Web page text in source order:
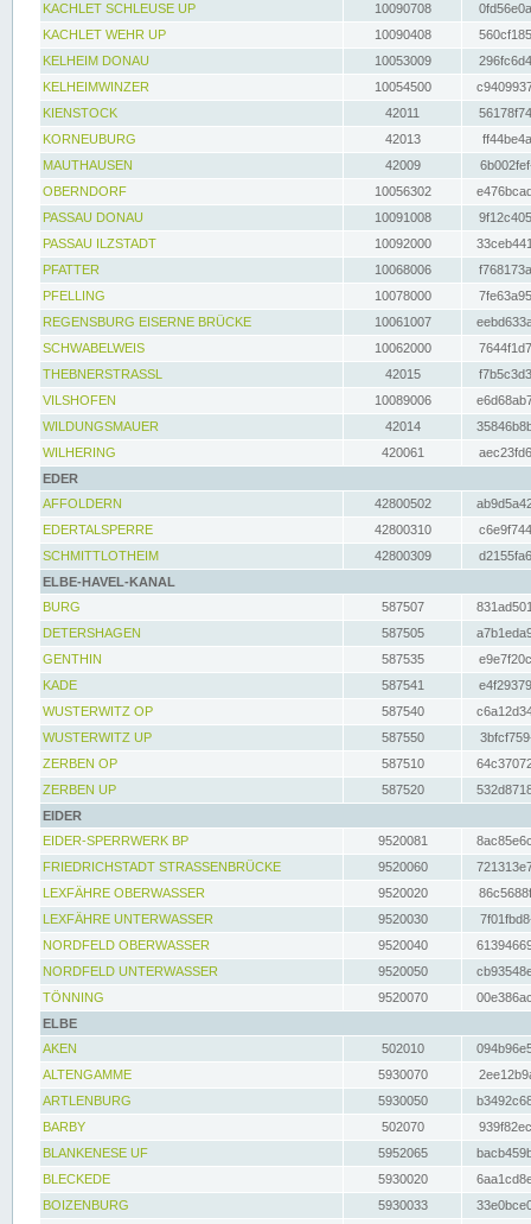
KACHLET SCHLEUSE UP
10090708
KACHLET WEHR UP
10090408
KELHEIM DONAU
10053009
KELHEIMWINZER
10054500
KIENSTOCK
42011
KORNEUBURG
42013
MAUTHAUSEN
42009
OBERNDORF
10056302
PASSAU DONAU
10091008
PASSAU ILZSTADT
10092000
PFATTER
10068006
PFELLING
10078000
REGENSBURG EISERNE BRÜCKE
10061007
SCHWABELWEIS
10062000
THEBNERSTRASSL
42015
VILSHOFEN
10089006
WILDUNGSMAUER
42014
WILHERING
420061
EDER
AFFOLDERN
42800502
EDERTALSPERRE
42800310
SCHMITTLOTHEIM
42800309
ELBE-HAVEL-KANAL
BURG
587507
DETERSHAGEN
587505
GENTHIN
587535
KADE
587541
WUSTERWITZ OP
587540
WUSTERWITZ UP
587550
ZERBEN OP
587510
ZERBEN UP
587520
EIDER
EIDER-SPERRWERK BP
9520081
FRIEDRICHSTADT STRASSENBRÜCKE
9520060
LEXFÄHRE OBERWASSER
9520020
LEXFÄHRE UNTERWASSER
9520030
NORDFELD OBERWASSER
9520040
NORDFELD UNTERWASSER
9520050
TÖNNING
9520070
ELBE
AKEN
502010
ALTENGAMME
5930070
ARTLENBURG
5930050
BARBY
502070
BLANKENESE UF
5952065
BLECKEDE
5930020
BOIZENBURG
5930033